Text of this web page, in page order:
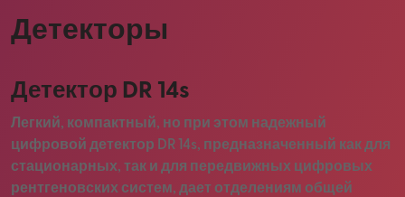
Детекторы
Детектор DR 14s
Легкий, компактный, но при этом надежный
цифровой детектор DR 14s, предназначенный как для
стационарных, так и для передвижных цифровых
рентгеновских систем, дает отделениям общей